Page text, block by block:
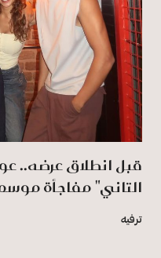
قبل انطلاق عرضه..
التاني" مفاجأة موسم صيف 2026
ترفيه